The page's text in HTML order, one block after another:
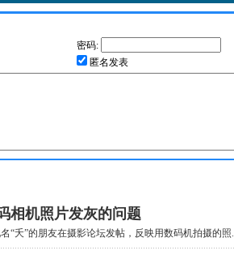
密码:
匿名发表
相机照片发灰的问题
“夭”的朋友在摄影论坛发帖，反映用数码机拍摄的照...